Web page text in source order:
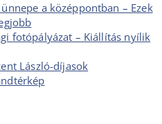
a középpontban – Ezek
fotópályázat – Kiállítás nyílik
László-díjasok